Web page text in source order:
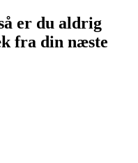
er du aldrig
fra din næste